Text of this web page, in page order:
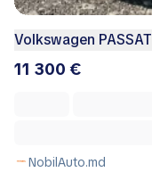
Volkswagen PASSAT
11 300 €
NobilAuto.md